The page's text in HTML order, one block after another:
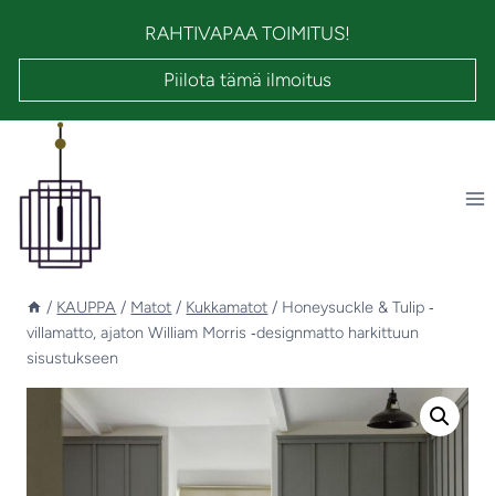
RAHTIVAPAA TOIMITUS!
Piilota tämä ilmoitus
/ KAUPPA / Matot / Kukkamatot / Honeysuckle & Tulip ‑
villamatto, ajaton William Morris ‑designmatto harkittuun
sisustukseen